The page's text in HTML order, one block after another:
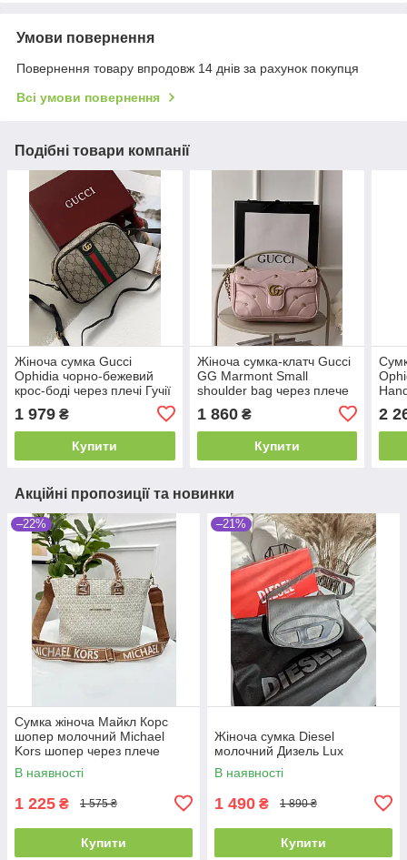
Умови повернення
Повернення товару впродовж 14 днів за рахунок покупця
Всі умови повернення
Подібні товари компанії
Жіноча сумка Gucci
Ophidia чорно-бежевий
крос-боді через плечі Гучії
1 979 ₴
Купити
Жіноча сумка-клатч Gucci
GG Marmont Small
shoulder bag через плече
1 860₴
Купити
2
Акційні пропозиції та новинки
–22%
Сумка жіноча Майкл Корс
шопер молочний Michael
Kors шопер через плече
В наявності
1 225 ₴ 1 575 ₴
Купити
–21%
Жіноча сумка Diesel
молочний Дизель Lux
В наявності
1 490 ₴ 1 890 ₴
Купити